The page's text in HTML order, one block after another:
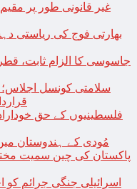
سلامتی کونسل
فلسطینیوں کے حق
مُودی کے ہندوستان
اسرائیلی جنگی جرائم